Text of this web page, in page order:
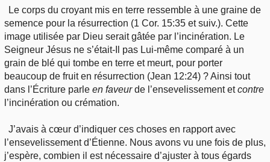
Le corps du croyant mis en terre ressemble à une graine de
semence pour la résurrection (1 Cor. 15:35 et suiv.). Cette
image utilisée par Dieu serait gâtée par l’incinération. Le
Seigneur Jésus ne s’était-Il pas Lui-même comparé à un
grain de blé qui tombe en terre et meurt, pour porter
beaucoup de fruit en résurrection (Jean 12:24) ? Ainsi tout
dans l’Écriture parle en faveurde l’ensevelissement etcontre
l’incinération ou crémation.
J’avais à cœur d’indiquer ces choses en rapport avec
l’ensevelissement d’Étienne. Nous avons vu une fois de plus,
j’espère, combien il est nécessaire d’ajuster à tous égards